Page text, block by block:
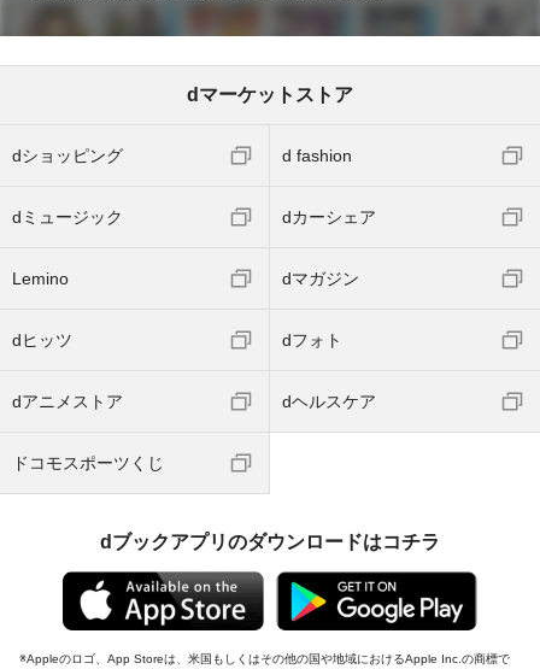
dマーケットストア
dショッピング d fashion
dミュージック dカーシェア
Lemino dマガジン
dヒッツ dフォト
dアニメストア dヘルスケア
ドコモスポーツくじ
dブックアプリのダウンロードはコチラ
Appleのロゴ、App Storeは、米国もしくはその他の国や地域におけるApple Inc.の商標で